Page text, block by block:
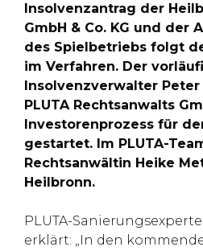
Insolvenzantrag der
GmbH & Co. KG und der
des Spielbetriebs folgt
im Verfahren. Der
Insolvenzverwalter
PLUTA Rechtsanwalts
Investorenprozess für
gestartet. Im PLUTA-
Rechtsanwältin Heike
Heilbronn.
PLUTA-
erklärt: „In den